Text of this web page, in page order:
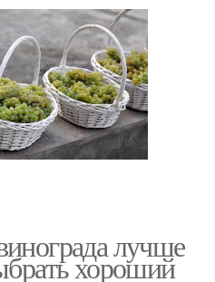
Сортовый виноград
лучше
хороший